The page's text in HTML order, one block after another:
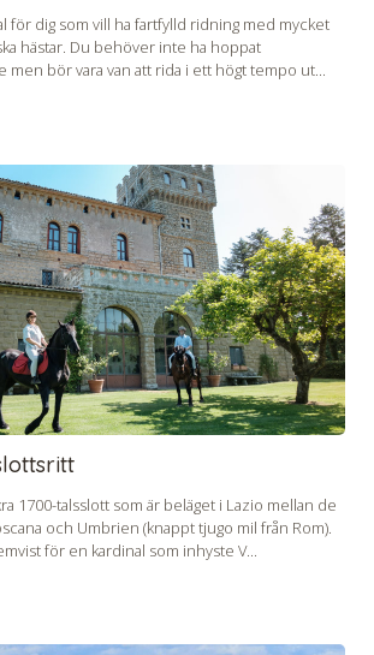
för dig som vill ha fartfylld ridning med mycket
hästar. Du behöver inte ha hoppat
bör vara van att rida i ett högt tempo ut...
1700-talsslott som är beläget i Lazio mellan de
och Umbrien (knappt tjugo mil från Rom).
för en kardinal som inhyste V...